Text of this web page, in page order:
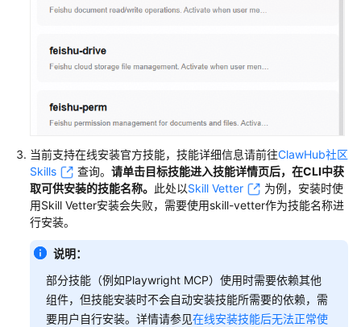
当前支持在线安装官方技能，技能详细信息请前往ClawHub社区
Skills
查询。 请单击目标技能进入技能详情页后，在CLI中获
取可供安装的技能名称。 此处以Skill Vetter
为例，安装时使
用Skill Vetter安装会失败，需要使用skill-vetter作为技能名称进
行安装。
说明：
部分技能（例如Playwright MCP）使用时需要依赖其他
组件，但技能安装时不会自动安装技能所需要的依赖，需
要用户自行安装。详情请参见在线安装技能后无法正常使